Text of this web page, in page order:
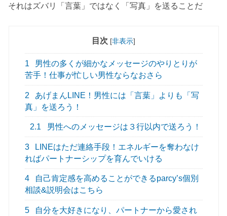
それはズバリ「言葉」ではなく「写真」を送ることだ
目次 [非表示]
1
男性の多くが細かなメッセージのやりとりが
苦手！仕事が忙しい男性ならなおさら
2
あげまんLINE！男性には「言葉」よりも「写
真」を送ろう！
2.1 男性へのメッセージは３行以内で送ろう！
3
LINEはただ連絡手段！エネルギーを奪わなけ
ればパートナーシップを育んでいける
4
自己肯定感を高めることができるparcy’s個別
相談&説明会はこちら
5
自分を大好きになり、パートナーから愛され